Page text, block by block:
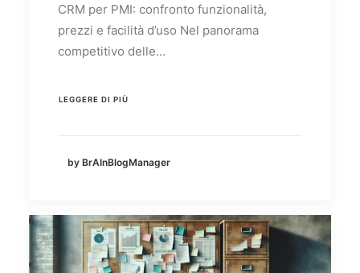
CRM per PMI: confronto funzionalità,
prezzi e facilità d’uso Nel panorama
competitivo delle…
LEGGERE DI PIÙ
by BrAInBlogManager